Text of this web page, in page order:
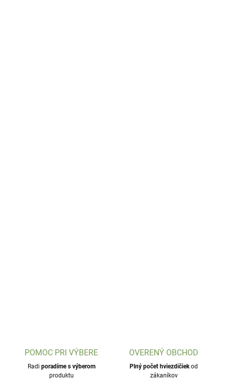
POMOC PRI VÝBERE
Radi poradíme s výberom
produktu
OVERENÝ OBCHOD
Plný počet hviezdičiekod
zákaníkov